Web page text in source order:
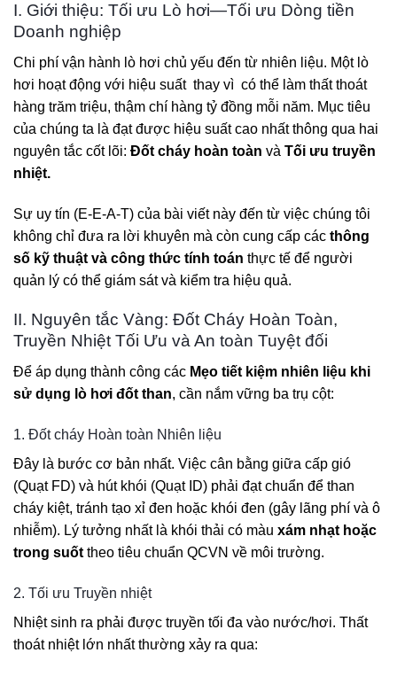
I. Giới thiệu: Tối ưu Lò hơi—Tối ưu Dòng tiền
Doanh nghiệp
Chi phí vận hành lò hơi chủ yếu đến từ nhiên liệu. Một lò
hơi hoạt động với hiệu suất thay vì có thể làm thất thoát
hàng trăm triệu, thậm chí hàng tỷ đồng mỗi năm. Mục tiêu
của chúng ta là đạt được hiệu suất cao nhất thông qua hai
nguyên tắc cốt lõi: Đốt cháy hoàn toàn và Tối ưu truyền
nhiệt.
Sự uy tín (E-E-A-T) của bài viết này đến từ việc chúng tôi
không chỉ đưa ra lời khuyên mà còn cung cấp các thông
số kỹ thuật và công thức tính toán thực tế để người
quản lý có thể giám sát và kiểm tra hiệu quả.
II. Nguyên tắc Vàng: Đốt Cháy Hoàn Toàn,
Truyền Nhiệt Tối Ưu và An toàn Tuyệt đối
Để áp dụng thành công các Mẹo tiết kiệm nhiên liệu khi
sử dụng lò hơi đốt than, cần nắm vững ba trụ cột:
1. Đốt cháy Hoàn toàn Nhiên liệu
Đây là bước cơ bản nhất. Việc cân bằng giữa cấp gió
(Quạt FD) và hút khói (Quạt ID) phải đạt chuẩn để than
cháy kiệt, tránh tạo xỉ đen hoặc khói đen (gây lãng phí và ô
nhiễm). Lý tưởng nhất là khói thải có màu xám nhạt hoặc
trong suốt theo tiêu chuẩn QCVN về môi trường.
2. Tối ưu Truyền nhiệt
Nhiệt sinh ra phải được truyền tối đa vào nước/hơi. Thất
thoát nhiệt lớn nhất thường xảy ra qua: